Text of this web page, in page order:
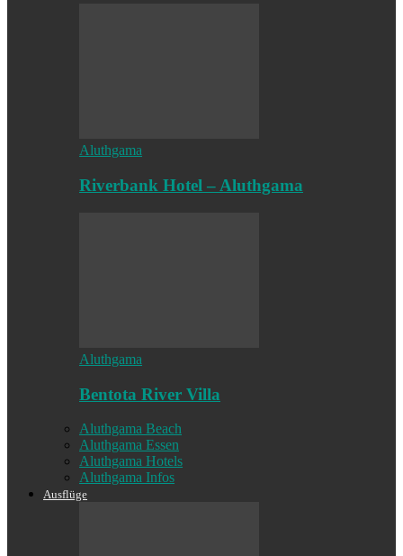
Aluthgama
Riverbank Hotel – Aluthgama
Aluthgama
Bentota River Villa
Aluthgama Beach
Aluthgama Essen
Aluthgama Hotels
Aluthgama Infos
Ausflüge